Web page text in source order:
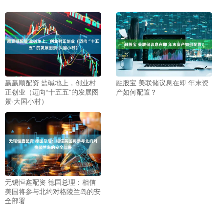
赢赢顺配资 盐碱地上，创业村
正创业（迈向“十五五”的发展图
景·大国小村）
融股宝 美联储议息在即 年末资
产如何配置？
无锡恒鑫配资 德国总理：相信
美国将参与北约对格陵兰岛的安
全部署